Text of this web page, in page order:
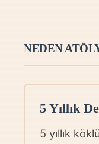
NEDEN
5 Yıllık
5 yıllık